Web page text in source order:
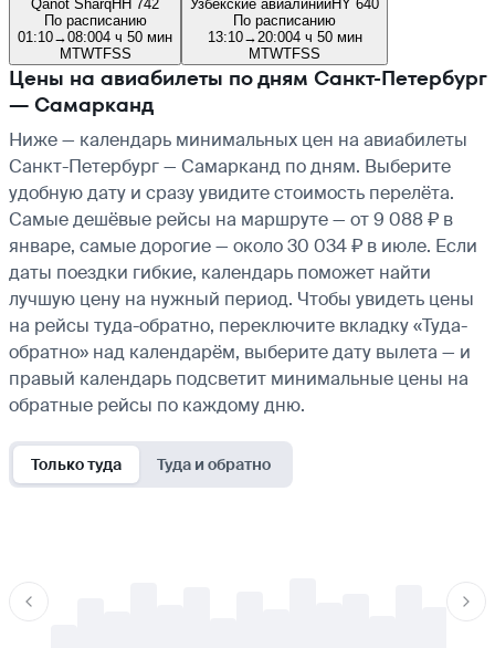
Qanot SharqHH 742
По расписанию
01:10→08:004 ч 50 мин
MTWTFSS
Узбекские авиалинииHY 640
По расписанию
13:10→ 20:004 ч 50 мин
MTWTFSS
Цены на авиабилеты по дням Санкт-Петербург
— Самарканд
Ниже — календарь минимальных цен на авиабилеты
Санкт-Петербург — Самарканд по дням. Выберите
удобную дату и сразу увидите стоимость перелёта.
Самые дешёвые рейсы на маршруте — от 9 088 ₽ в
январе, самые дорогие — около 30 034 ₽ в июле. Если
даты поездки гибкие, календарь поможет найти
лучшую цену на нужный период. Чтобы увидеть цены
на рейсы туда-обратно, переключите вкладку «Туда-
обратно» над календарём, выберите дату вылета — и
правый календарь подсветит минимальные цены на
обратные рейсы по каждому дню.
Только туда Туда и обратно